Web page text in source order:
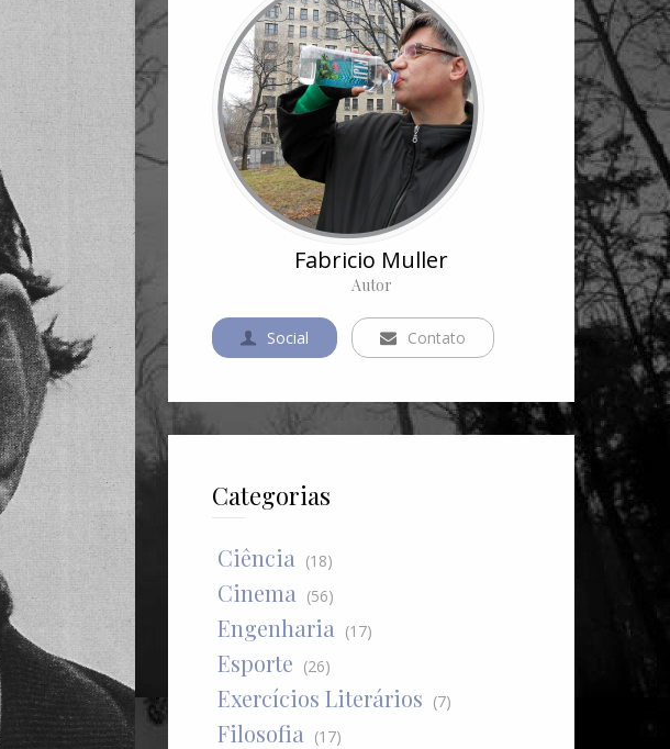
Fabricio Muller
Autor
Social Contato
Categorias
Ciência (18)
Cinema (56)
Engenharia (17)
Esporte (26)
Exercícios Literários (7)
Filosofia (17)